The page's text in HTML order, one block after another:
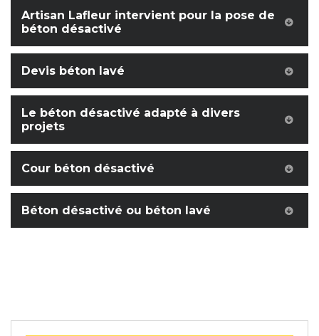
Artisan Lafleur intervient pour la pose de
béton désactivé
Devis béton lavé
Le béton désactivé adapté à divers
projets
Cour béton désactivé
Béton désactivé ou béton lavé